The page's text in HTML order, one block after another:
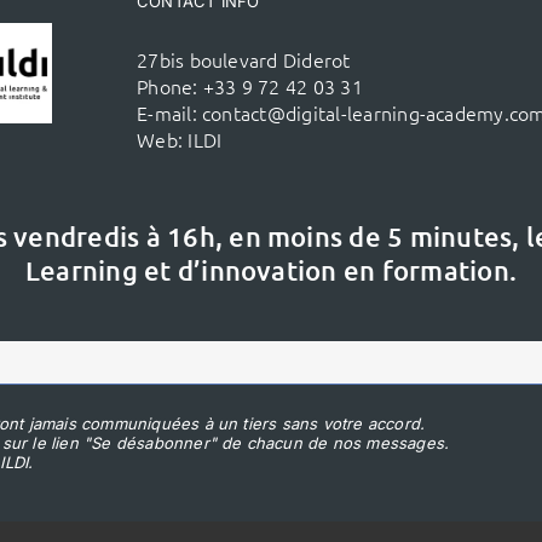
27bis boulevard Diderot
Phone: +33 9 72 42 03 31
E-mail: contact@digital-learning-
Web: ILDI
à 16h, en moins de 5 minutes,
Learning et d’innovation en formation.
jamais communiquées à un tiers sans votre accord.
le lien "Se désabonner" de chacun de nos messages.